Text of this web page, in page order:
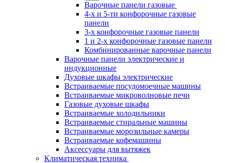
Варочные панели газовые
4-х и 5-ти конфорочные газовые
панели
3-х конфорочные газовые панели
1 и 2-х конфорочные газовые панели
Комбинированные варочные панели
Варочные панели электрические и
индукционные
Духовые шкафы электрические
Встраиваемые посудомоечные машины
Встраиваемые микроволновые печи
Газовые духовые шкафы
Встраиваемые холодильники
Встраиваемые стиральные машины
Встраиваемые морозильные камеры
Встраиваемые кофемашины
Аксессуары для вытяжек
Климатическая техника